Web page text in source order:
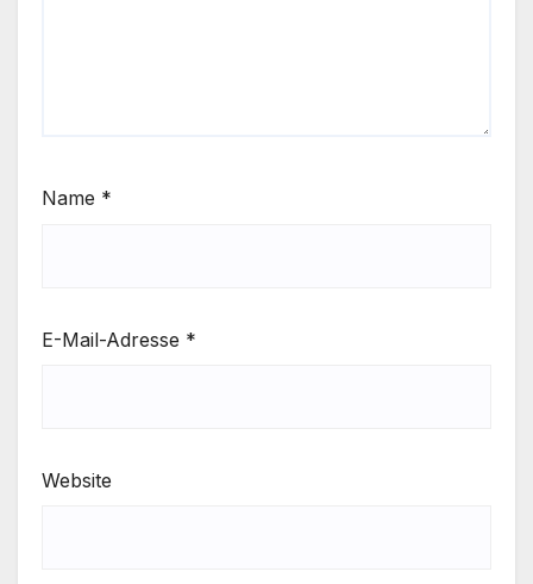
Name *
E-Mail-Adresse *
Website